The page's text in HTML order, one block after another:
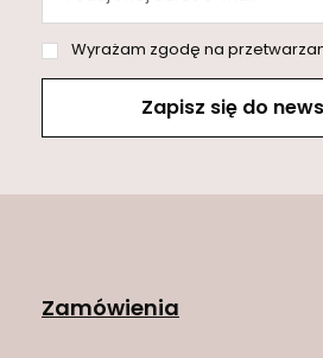
Wyrażam zgodę na przetwarzanie moich danych osobowych (adres e-mail) na potrzeby
Zapisz się do
Zamówienia